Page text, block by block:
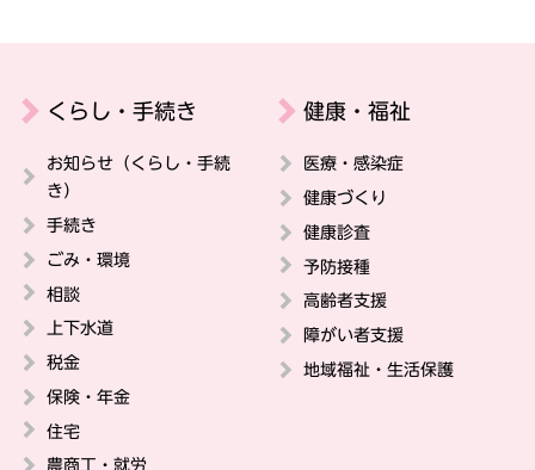
くらし・手続き
お知らせ（くらし・手続
き）
手続き
ごみ・環境
相談
上下水道
税金
保険・年金
住宅
農商工・就労
健康・福祉
医療・感染症
健康づくり
健康診査
予防接種
高齢者支援
障がい者支援
地域福祉・生活保護